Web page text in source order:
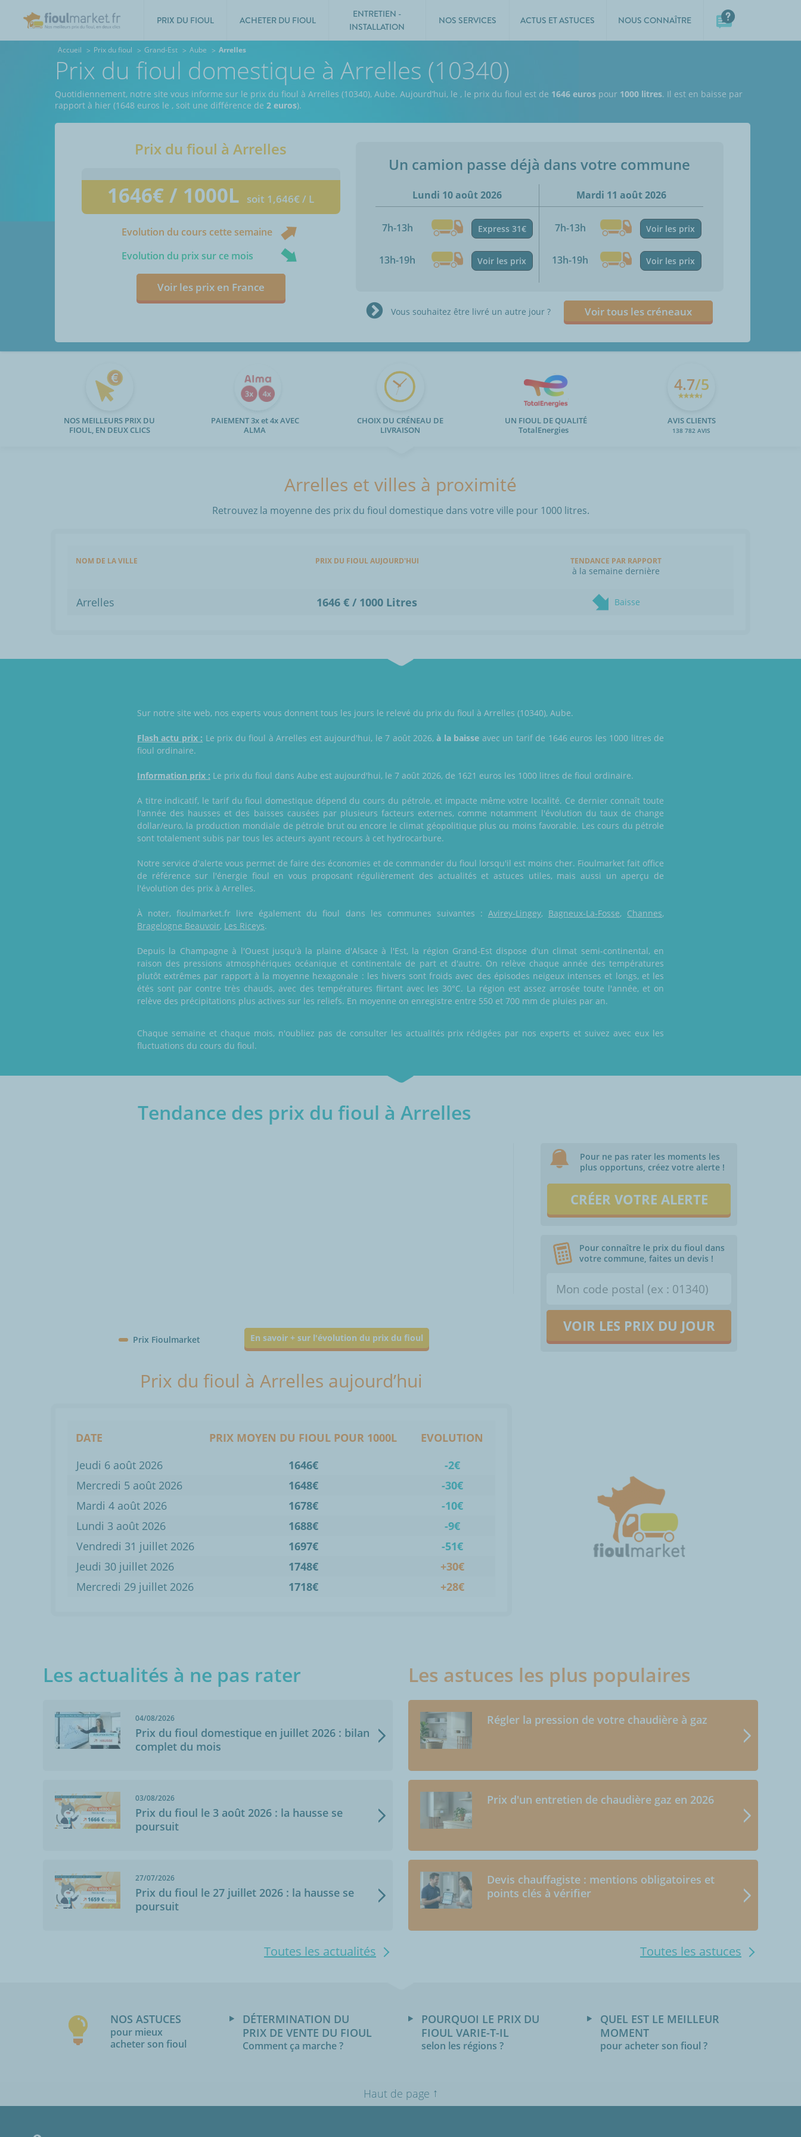
PRIX DU FIOUL ACHETER DU FIOUL
ENTRETIEN -
INSTALLATION
NOS SERVICES ACTUS ET ASTUCES NOUS CONNAÎTRE
Accueil Prix du fioul Grand-Est Aube Arrelles
Prix du fioul domestique à Arrelles (10340)
Quotidiennement, notre site vous informe sur le prix du fioul à Arrelles (10340), Aube. Aujourd’hui, le , le prix du fioul est de 1646 euros pour 1000 litres. Il est en baisse par
rapport à hier (1648 euros le , soit une différence de 2 euros).
Prix du fioul àArrelles
1646€ / 1000L soit 1,646€ / L
Evolution du cours cette semaine
Evolution du prix sur ce mois
Voir les prix en France
Un camion passe déjà dans votre commune
Lundi 10 août 2026
7h-13h Express 31€
13h-19h Voir les prix
Mardi 11 août 2026
7h-13h Voir les prix
13h-19h Voir les prix
Vous souhaitez être livré un autre jour ? Voir tous les créneaux
NOS MEILLEURS PRIX DU
FIOUL, EN DEUX CLICS
PAIEMENT 3x et 4x AVEC
ALMA
CHOIX DU CRÉNEAU DE
LIVRAISON
UN FIOUL DE QUALITÉ
TotalEnergies
4.7/5
AVIS CLIENTS
138 782 AVIS
Arrelles et villes à proximité
Retrouvez la moyenne des prix du fioul domestique dans votre ville pour 1000 litres.
NOM DE LA VILLE PRIX DU FIOUL AUJOURD'HUI TENDANCE PAR RAPPORT
à la semaine dernière
Arrelles 1646 € / 1000 Litres Baisse
Sur notre site web, nos experts vous donnent tous les jours le relevé du prix du fioul à Arrelles (10340), Aube.
Flash actu prix : Le prix du fioul à Arrelles est aujourd'hui, le 7 août 2026,à la baisse avec un tarif de 1646 euros les 1000 litres de
fioul ordinaire.
Information prix : Le prix du fioul dans Aube est aujourd'hui, le 7 août 2026, de 1621 euros les 1000 litres de fioul ordinaire.
A titre indicatif, le tarif du fioul domestique dépend du cours du pétrole, et impacte même votre localité. Ce dernier connaît toute
l'année des hausses et des baisses causées par plusieurs facteurs externes, comme notamment l'évolution du taux de change
dollar/euro, la production mondiale de pétrole brut ou encore le climat géopolitique plus ou moins favorable. Les cours du pétrole
sont totalement subis par tous les acteurs ayant recours à cet hydrocarbure.
Notre service d'alerte vous permet de faire des économies et de commander du fioul lorsqu'il est moins cher. Fioulmarket fait office
de référence sur l'énergie fioul en vous proposant régulièrement des actualités et astuces utiles, mais aussi un aperçu de
l'évolution des prix à Arrelles.
À noter, fioulmarket.fr livre également du fioul dans les communes suivantes : Avirey-Lingey, Bagneux-La-Fosse, Channes,
Bragelogne Beauvoir, Les Riceys.
Depuis la Champagne à l'Ouest jusqu'à la plaine d'Alsace à l'Est, la région Grand-Est dispose d'un climat semi-continental, en
raison des pressions atmosphériques océanique et continentale de part et d'autre. On relève chaque année des températures
plutôt extrêmes par rapport à la moyenne hexagonale : les hivers sont froids avec des épisodes neigeux intenses et longs, et les
étés sont par contre très chauds, avec des températures flirtant avec les 30°C. La région est assez arrosée toute l'année, et on
relève des précipitations plus actives sur les reliefs. En moyenne on enregistre entre 550 et 700 mm de pluies par an.
Chaque semaine et chaque mois, n'oubliez pas de consulter les actualités prix rédigées par nos experts et suivez avec eux les
fluctuations du cours du fioul.
Tendance des prix du fioul à Arrelles
Prix Fioulmarket En savoir + sur l'évolution du prix du fioul
Pour ne pas rater les moments les
plus opportuns, créez votre alerte !
CRÉER VOTRE ALERTE
Pour connaître le prix du fioul dans
votre commune, faites un devis !
VOIR LES PRIX DU JOUR
Prix du fioul à Arrelles aujourd’hui
DATE PRIX MOYEN DU FIOUL POUR 1000L
EVOLUTION
Jeudi 6 août 2026
1646€
-2€
Mercredi 5 août 2026
1648€
-30€
Mardi 4 août 2026
1678€
-10€
Lundi 3 août 2026
1688€
-9€
Vendredi 31 juillet 2026
1697€
-51€
Jeudi 30 juillet 2026
1748€
+30€
Mercredi 29 juillet 2026
1718€ +28€
Les actualités à ne pas rater
04/08/2026
Prix du fioul domestique en juillet 2026 : bilan
complet du mois
03/08/2026
Prix du fioul le 3 août 2026 : la hausse se
poursuit
27/07/2026
Prix du fioul le 27 juillet 2026 : la hausse se
poursuit
Toutes les actualités
Les astuces les plus populaires
Régler la pression de votre chaudière à gaz
Prix d'un entretien de chaudière gaz en 2026
Devis chauffagiste : mentions obligatoires et
points clés à vérifier
Toutes les astuces
NOS ASTUCES
pour mieux
acheter son fioul
DÉTERMINATION DU
PRIX DE VENTE DU FIOUL
Comment ça marche ?
POURQUOI LE PRIX DU
FIOUL VARIE-T-IL
selon les régions ?
QUEL EST LE MEILLEUR
MOMENT
pour acheter son fioul ?
Haut de page ↑